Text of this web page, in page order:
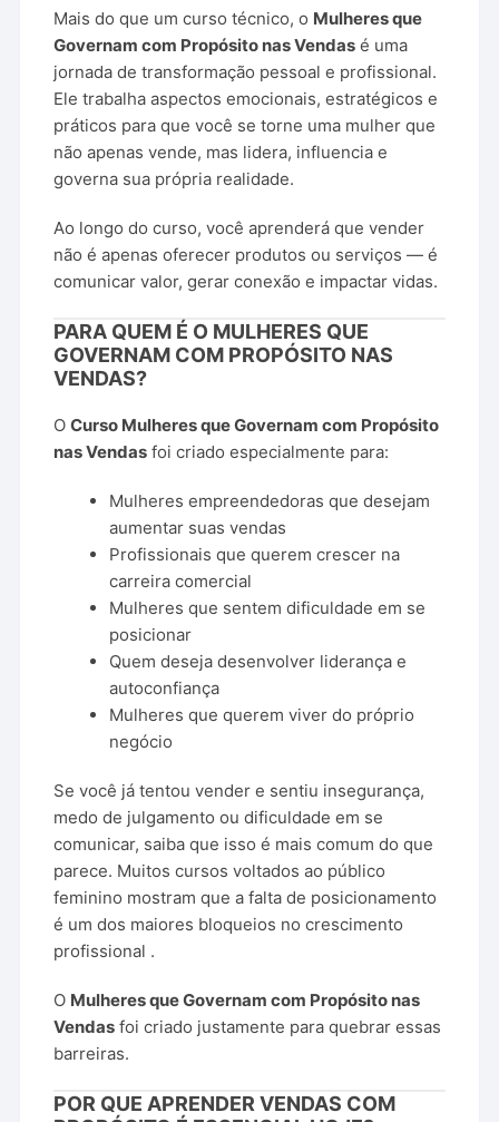
Maisdoque umcursotécnico,o Mulheresque
Governamcom Propósito nasVendas é uma
jornadadetransformação pessoale profissional.
Eletrabalhaaspectosemocionais,estratégicose
práticos paraquevocê setorne uma mulherque
nãoapenasvende, mas lidera, influenciae
governa sua própria realidade.
Ao longodocurso,vocêaprenderáquevender
nãoéapenasoferecer produtosou serviços —é
comunicarvalor,gerarconexãoe impactarvidas.
PARA QUEM É O MULHERES QUE
GOVERNAM COM PROPÓSITO NAS
VENDAS?
OCurso MulheresqueGovernamcom Propósito
nasVendas foicriadoespecialmente para:
Mulheresempreendedorasquedesejam
aumentar suasvendas
Profissionaisquequeremcrescer na
carreiracomercial
Mulheresque sentemdificuldadeem se
posicionar
Quemdesejadesenvolver liderançae
autoconfiança
Mulheresquequeremviverdo próprio
negócio
Sevocê játentouvendere sentiu insegurança,
medode julgamentooudificuldadeem se
comunicar, saibaque issoé maiscomumdoque
parece. Muitoscursosvoltadosao público
feminino mostramqueafaltade posicionamento
é umdos maiores bloqueios nocrescimento
profissional .
O MulheresqueGovernamcom Propósito nas
Vendas foicriado justamente paraquebraressas
barreiras.
POR QUE APRENDERVENDAS COM